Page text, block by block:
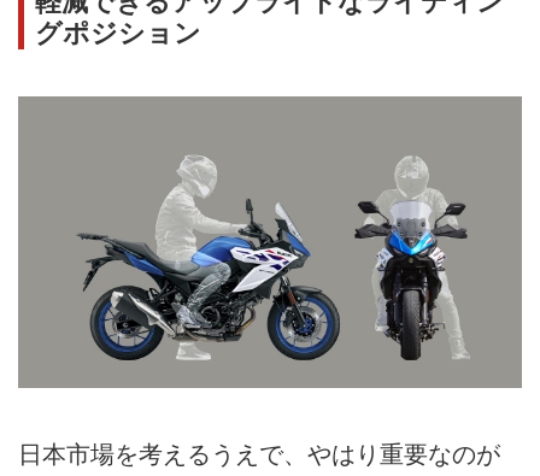
グポジション
日本市場を考えるうえで、やはり重要なのが